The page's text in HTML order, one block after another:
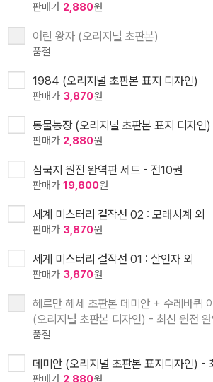
판매가 2,880원
어린 왕자 (오리지널 초판본)
품절
1984 (오리지널 초판본 표지 디자인)
판매가 3,870원
동물농장 (오리지널 초판본 표지 디자인)
판매가 2,880원
삼국지 원전 완역판 세트 - 전10권
판매가 19,800원
세계 미스터리 걸작선 02 : 모래시계 외
판매가 3,870원
세계 미스터리 걸작선 01 : 살인자 외
판매가 3,870원
헤르만 헤세 초판본 데미안 + 수레바퀴
(오리지널 초판본 디자인) - 최신 원전
품절
데미안 (오리지널 초판본 표지디자인) -
판매가 2,880원